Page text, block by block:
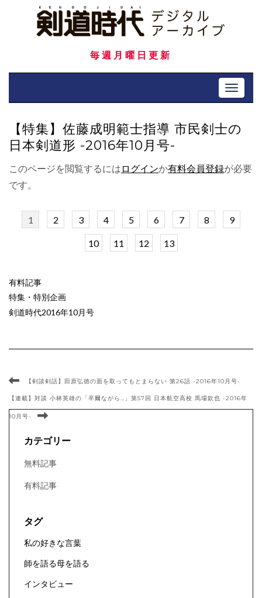
毎週月曜日更新
Toggle
【特集】佐藤成明範士指導 市民剣士の
日本剣道形 -2016年10月号-
このページを閲覧するには ログインか有料会員登録が必要
です。
1 2 3 4 5 6 7 8 9
10 11 12 13
有料記事
特集・特別企画
剣道時代2016年10月号
【剣談剣話】田原弘徳の面を取ってもとまらない 第26話 -2016年10月号-
【連載】対談 小林英雄の「卒爾ながら…」第57回 日本航空高校 馬場欽也 -2016年
10月号-
カテゴリー
無料記事
有料記事
タグ
私の好きな言葉
師を語る母を語る
インタビュー